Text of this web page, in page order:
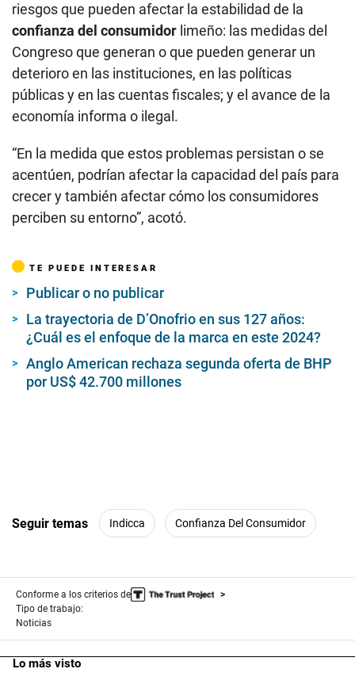
riesgos que pueden afectar la estabilidad de la
confianza del consumidor limeño: las medidas del
Congreso que generan o que pueden generar un
deterioro en las instituciones, en las políticas
públicas y en las cuentas fiscales; y el avance de la
economía informa o ilegal.
“En la medida que estos problemas persistan o se
acentúen, podrían afectar la capacidad del país para
crecer y también afectar cómo los consumidores
perciben su entorno”, acotó.
TE PUEDE INTERESAR
Publicar o no publicar
La trayectoria de D’Onofrio en sus 127 años:
¿Cuál es el enfoque de la marca en este 2024?
Anglo American rechaza segunda oferta de BHP
por US$ 42.700 millones
Seguir temas Indicca Confianza Del Consumidor
Conforme a los criterios de
Tipo de trabajo:
Noticias
Lo más visto